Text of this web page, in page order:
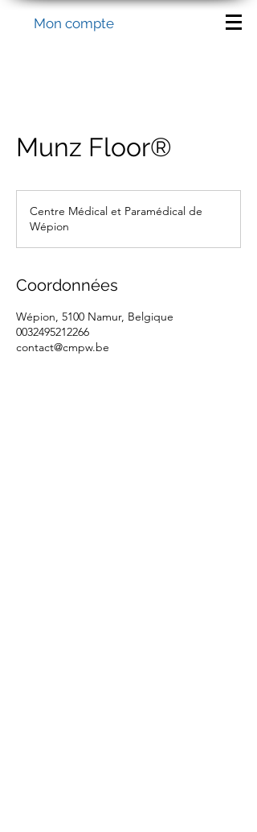
Mon compte
Munz Floor®
Centre Médical et Paramédical de
Wépion
Coordonnées
Wépion, 5100 Namur, Belgique
0032495212266
contact@cmpw.be